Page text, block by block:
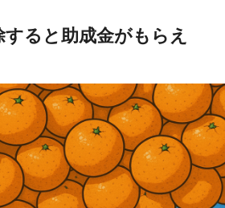
ると助成金がもらえ